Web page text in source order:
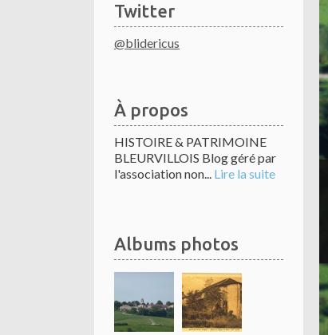
Twitter
@blidericus
À propos
HISTOIRE & PATRIMOINE
BLEURVILLOIS Blog géré par
l'association non... Lire la suite
Albums photos